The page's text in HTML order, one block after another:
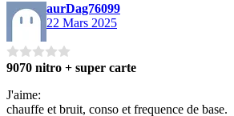
aurDag76099
22 Mars 2025
9070 nitro + super carte
J'aime:
chauffe et bruit, conso et frequence de base.